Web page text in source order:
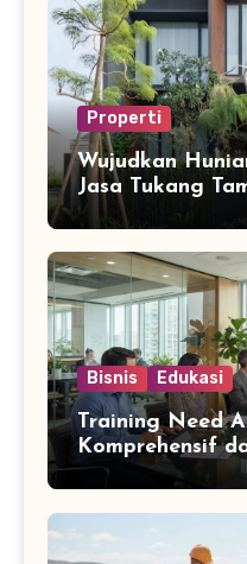
Properti
Wujudkan
Jasa Tukang
Bisnis Edukasi
Training Need
Komprehensif